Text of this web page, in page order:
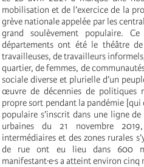
mobilisation et de l’exercice de la
grève nationale appelée par les
grand soulèvement populaire.
départements ont été le théâtre
travailleuses, de travailleurs
quartier, de femmes, de
sociale diverse et plurielle d’un
œuvre de décennies de politiques
propre sort pendant la pandémie [qui
populaire s’inscrit dans une ligne
urbaines du 21 novembre
intermédiaires et des zones rurales
de rue ont eu lieu dans 600
manifestant·e·s a atteint environ